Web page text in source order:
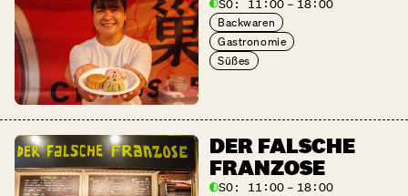
SO: 11:00 – 18:00
Backwaren
Gastronomie
Süßes
DER FALSCHE
FRANZOSE
SO: 11:00 – 18:00